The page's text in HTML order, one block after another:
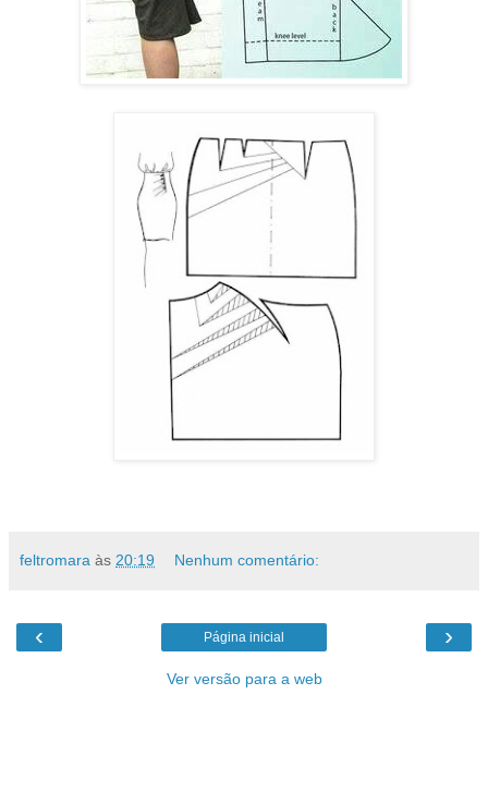
feltromara às 20:19 Nenhum comentário:
‹ ›
Página inicial
Ver versão para a web